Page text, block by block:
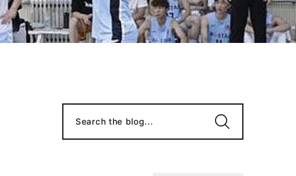
Search the blog...